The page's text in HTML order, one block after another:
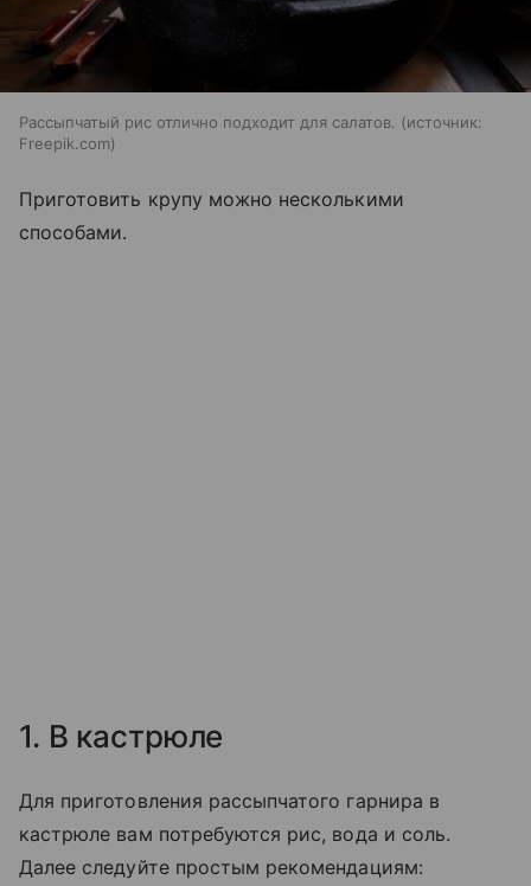
Рассыпчатый рис отлично подходит для салатов.
источник:
Freepik.com
Приготовить крупу можно несколькими
способами.
1. В кастрюле
Для приготовления рассыпчатого гарнира в
кастрюле вам потребуются рис, вода и соль.
Далее следуйте простым рекомендациям: